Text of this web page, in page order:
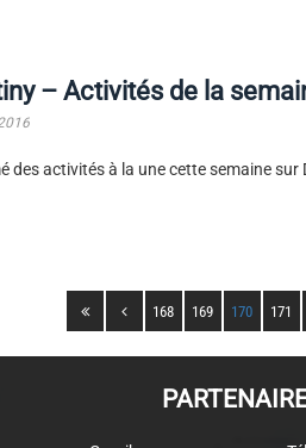
– Activités de la
des activités à la une cette semaine sur
168 169 170 171